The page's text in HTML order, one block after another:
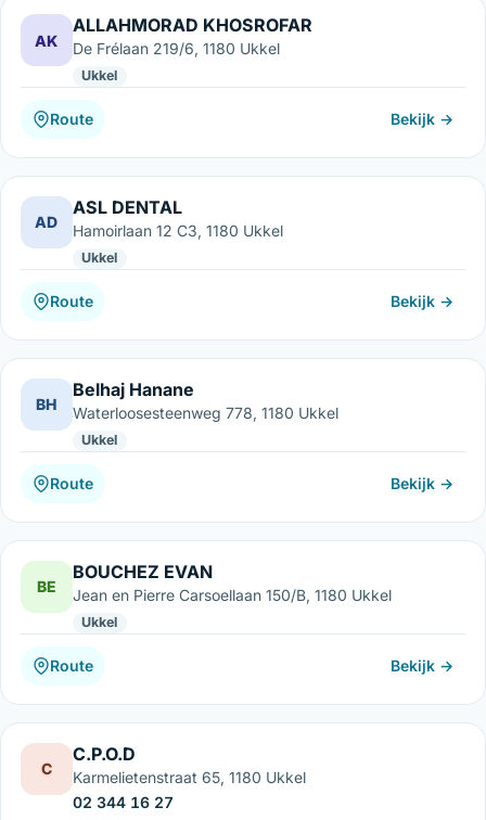
AK
ALLAHMORAD KHOSROFAR
De Frélaan 219/6, 1180 Ukkel
Ukkel
Route Bekijk →
AD
ASL DENTAL
Hamoirlaan 12 C3, 1180 Ukkel
Ukkel
Route Bekijk →
BH
Belhaj Hanane
Waterloosesteenweg 778, 1180 Ukkel
Ukkel
Route Bekijk →
BE
BOUCHEZ EVAN
Jean en Pierre Carsoellaan 150/B, 1180 Ukkel
Ukkel
Route Bekijk →
C
C.P.O.D
Karmelietenstraat 65, 1180 Ukkel
02 344 16 27